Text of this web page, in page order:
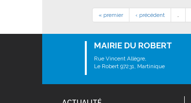
« premier ‹ précédent
MAIRIE DU ROBERT
Rue Vincent Allègre,
Le Robert 97231, Martinique